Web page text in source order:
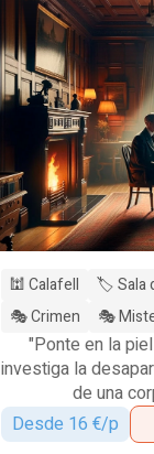
🕍 Calafell 🏷️ Sala
🎭 Crimen
🎭
"Ponte en la
investiga la
de una
Desde 16 €/p